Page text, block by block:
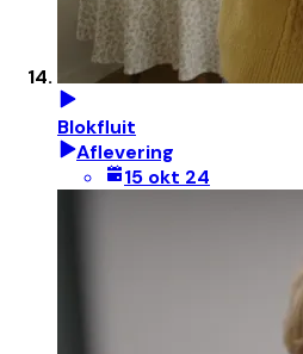
Blokfluit
Aflevering
15 okt 24